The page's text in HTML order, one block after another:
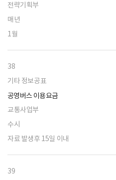
전략기획부
매년
1월
38
기타 정보공표
공영버스 이용요금
교통사업부
수시
자료 발생후 15일 이내
39